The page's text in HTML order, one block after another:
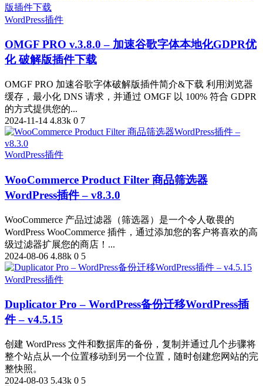
WordPress插件
OMGF PRO v.3.8.0 – 加速谷歌字体本地化GDPR优
化 破解版插件下载
OMGF PRO 加速谷歌字体破解版插件简介&下载 利用浏览器
缓存，最小化 DNS 请求，并通过 OMGF 以 100% 符合 GDPR
的方式提供您的...
2024-11-14 4.83k 0 7
WordPress插件
WooCommerce Product Filter 商品筛选器
WordPress插件 – v8.3.0
WooCommerce 产品过滤器（筛选器）是一个令人敬畏的
WordPress WooCommerce 插件，通过添加您的客户将喜欢的高
级过滤器扩展您的商店！...
2024-08-06 4.88k 0 5
WordPress插件
Duplicator Pro – WordPress备份迁移WordPress插
件 – v4.5.15
创建 WordPress 文件和数据库的备份，复制并通过几个步骤将
整个站点从一个位置移动到另一个位置，随时创建您网站的完
整快照。
2024-08-03 5.43k 0 5